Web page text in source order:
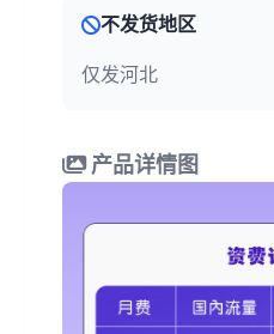
不发货地区
仅发河北
产品详情图